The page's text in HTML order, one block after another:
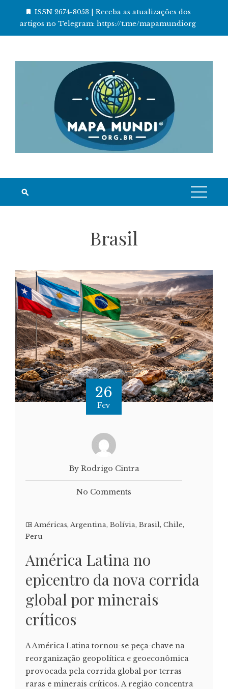
ISSN 2674-8053 | Receba as atualizações dos
artigos no Telegram: https://t.me/mapamundiorg
Brasil
26
Fev
By Rodrigo Cintra
No Comments
Américas, Argentina, Bolívia, Brasil, Chile,
Peru
América Latina no
epicentro da nova corrida
global por minerais
críticos
A América Latina tornou-se peça-chave na
reorganização geopolítica e geoeconômica
provocada pela corrida global por terras
raras e minerais críticos. A região concentra